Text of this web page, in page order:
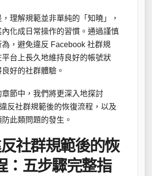
理解規範並非單純的「知曉」，
內化成日常操作的習慣。通過謹慎
為，避免違反 Facebook 社群規
平台上長久地維持良好的帳號狀
好的社群體驗。
節中，我們將更深入地探討
反社群規範後的恢復流程，以及
此類問題的發生。
社群規範後的恢
：五步驟完整指